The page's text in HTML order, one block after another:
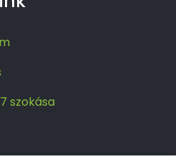
szokása